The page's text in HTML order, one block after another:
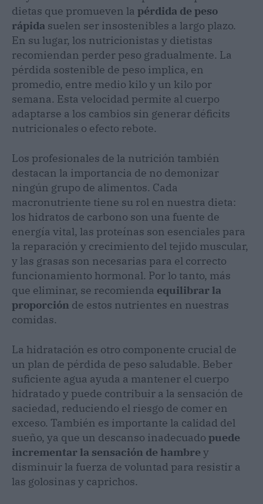
dietas que promueven la pérdida de peso
rápida suelen ser insostenibles a largo plazo.
En su lugar, los nutricionistas y dietistas
recomiendan perder peso gradualmente. La
pérdida sostenible de peso implica, en
promedio, entre medio kilo y un kilo por
semana. Esta velocidad permite al cuerpo
adaptarse a los cambios sin generar déficits
nutricionales o efecto rebote.
Los profesionales de la nutrición también
destacan la importancia de no demonizar
ningún grupo de alimentos. Cada
macronutriente tiene su rol en nuestra dieta:
los hidratos de carbono son una fuente de
energía vital, las proteínas son esenciales para
la reparación y crecimiento del tejido muscular,
y las grasas son necesarias para el correcto
funcionamiento hormonal. Por lo tanto, más
que eliminar, se recomienda equilibrar la
proporción de estos nutrientes en nuestras
comidas.
La hidratación es otro componente crucial de
un plan de pérdida de peso saludable. Beber
suficiente agua ayuda a mantener el cuerpo
hidratado y puede contribuir a la sensación de
saciedad, reduciendo el riesgo de comer en
exceso. También es importante la calidad del
sueño, ya que un descanso inadecuado puede
incrementar la sensación de hambrey
disminuir la fuerza de voluntad para resistir a
las golosinas y caprichos.